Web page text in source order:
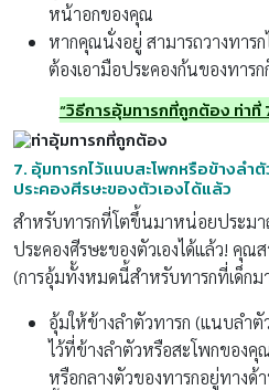
หน้าอกของคุณ
หากคุณนั่งอยู่ สามารถวางทาร
ต้องเอามือประคองก้นของทารก
“วิธีการอุ้มทารกที่ถูกต้อง ท่าที่
7. อุ้มทารกไว้แนบสะโพกหรือข้างลำ
ประคองศีรษะของตัวเองได้แล้ว
สำหรับทารกที่โตขึ้นมาหน่อยประมา
ประคองศีรษะของตัวเองได้แล้ว! คุณ
(การอุ้มทั้งหมดนี้สำหรับทารกที่เด็กม
อุ้มให้ข้างลำตัวทารก (แนบลำ
ไว้ที่ข้างลำตัวหรือสะโพกของคุ
หรือกลางตัวของทารกอยู่ทาง